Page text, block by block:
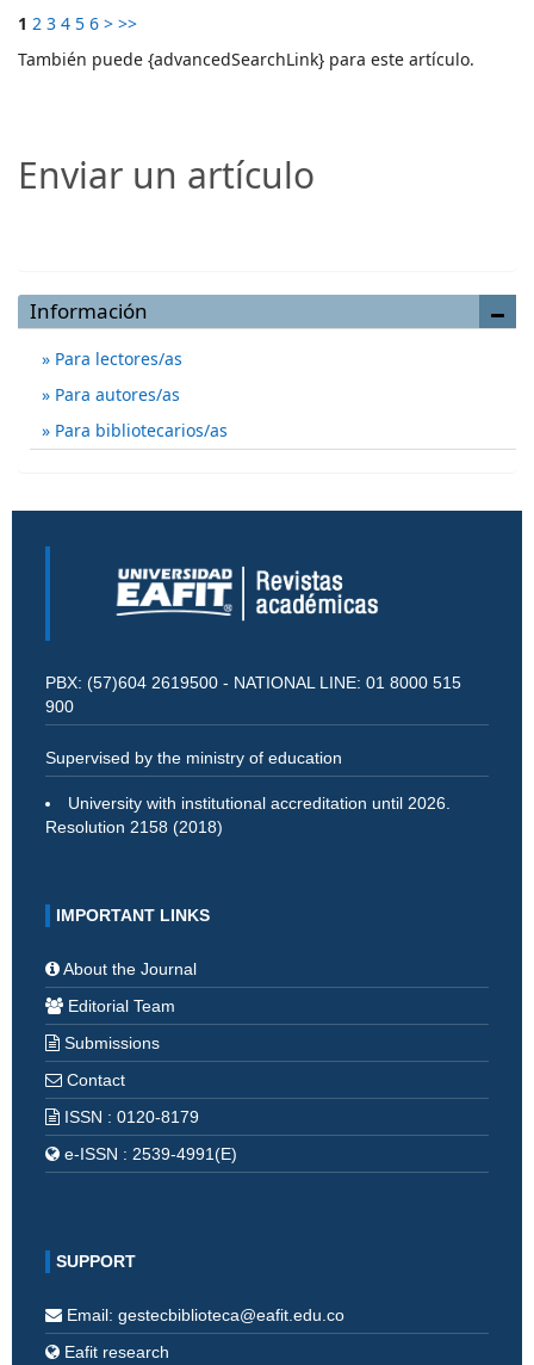
1 2 3 4 5 6 > >>
También puede {advancedSearchLink} para este artículo.
Enviar un artículo
Información
Para lectores/as
Para autores/as
Para bibliotecarios/as
PBX: (57)604 2619500 - NATIONAL LINE: 01 8000 515
900
Supervised by the ministry of education
University with institutional accreditation until 2026.
Resolution 2158 (2018)
IMPORTANT LINKS
About the Journal
Editorial Team
Submissions
Contact
ISSN : 0120-8179
e-ISSN : 2539-4991(E)
SUPPORT
Email: gestecbiblioteca@eafit.edu.co
Eafit research